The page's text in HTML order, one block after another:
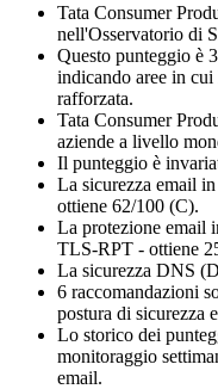
Tata Consumer
nell'Osservatorio di
Questo punteggio è
indicando aree in cui
rafforzata.
Tata Consumer
aziende a livello
Il punteggio è
La sicurezza email
ottiene 62/100 (C).
La protezione
TLS-RPT - ottiene
La sicurezza DNS
6 raccomandazioni
postura di sicurezza
Lo storico dei
monitoraggio
email.